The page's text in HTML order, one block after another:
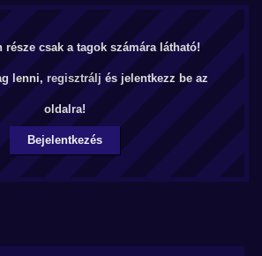
része csak a tagok számára látható!
lenni, regisztrálj és jelentkezz be az
oldalra!
Bejelentkezés